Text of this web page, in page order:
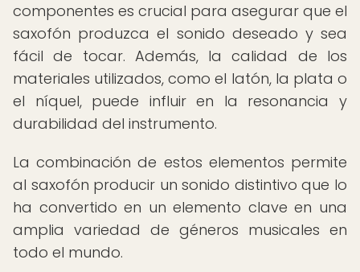
componentes es crucial para asegurar que el
saxofón produzca el sonido deseado y sea
fácil de tocar. Además, la calidad de los
materiales utilizados, como el latón, la plata o
el níquel, puede influir en la resonancia y
durabilidad del instrumento.
La combinación de estos elementos permite
al saxofón producir un sonido distintivo que lo
ha convertido en un elemento clave en una
amplia variedad de géneros musicales en
todo el mundo.